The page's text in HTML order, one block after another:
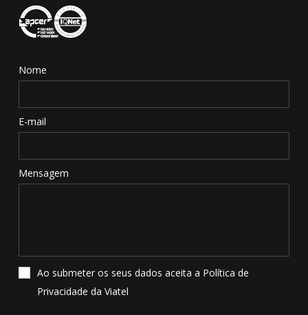
Nome
E-mail
Mensagem
Ao submeter os seus dados aceita a Política de
Privacidade da Viatel